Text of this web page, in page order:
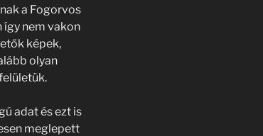
a Fogorvos
így nem vakon
képek,
olyan
adat és ezt is
meglepett